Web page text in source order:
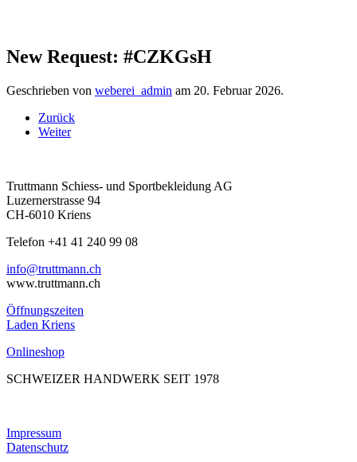
New Request: #CZKGsH
Geschrieben von weberei_admin am 20. Februar 2026.
Zurück
Weiter
Truttmann Schiess- und Sportbekleidung AG
Luzernerstrasse 94
CH-6010 Kriens
Telefon +41 41 240 99 08
hc.nnamtturt@ofni
www.truttmann.ch
Öffnungszeiten
Laden Kriens
Onlineshop
SCHWEIZER HANDWERK SEIT 1978
Impressum
Datenschutz